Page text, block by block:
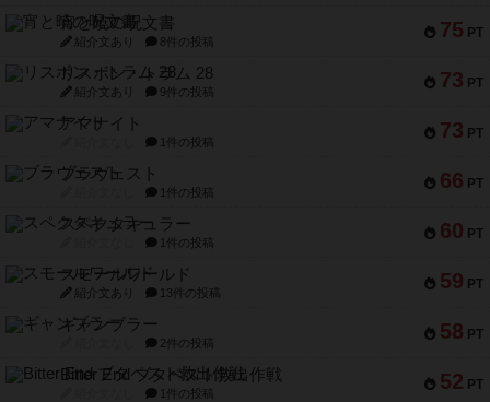
75 PT
宵と暁の呪文書
紹介文あり 8件の投稿
73 PT
リスボン・トラム 28
紹介文あり 9件の投稿
73 PT
アマナイト
1件の投稿
66 PT
ブラヴェスト
1件の投稿
60 PT
スペクタキュラー
1件の投稿
59 PT
スモールワールド
紹介文あり 13件の投稿
58 PT
ギャンブラー
2件の投稿
52 PT
Bitter End ブタペスト救出作戦
1件の投稿